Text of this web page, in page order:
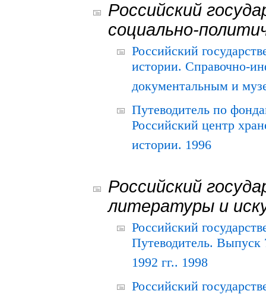
Российский
социально-
Российский
истории. Справочно-
документальным и
Путеводитель по
Российский центр
истории. 1996
Российский
литературы и
Российский
Путеводитель.
1992 гг.. 1998
Российский